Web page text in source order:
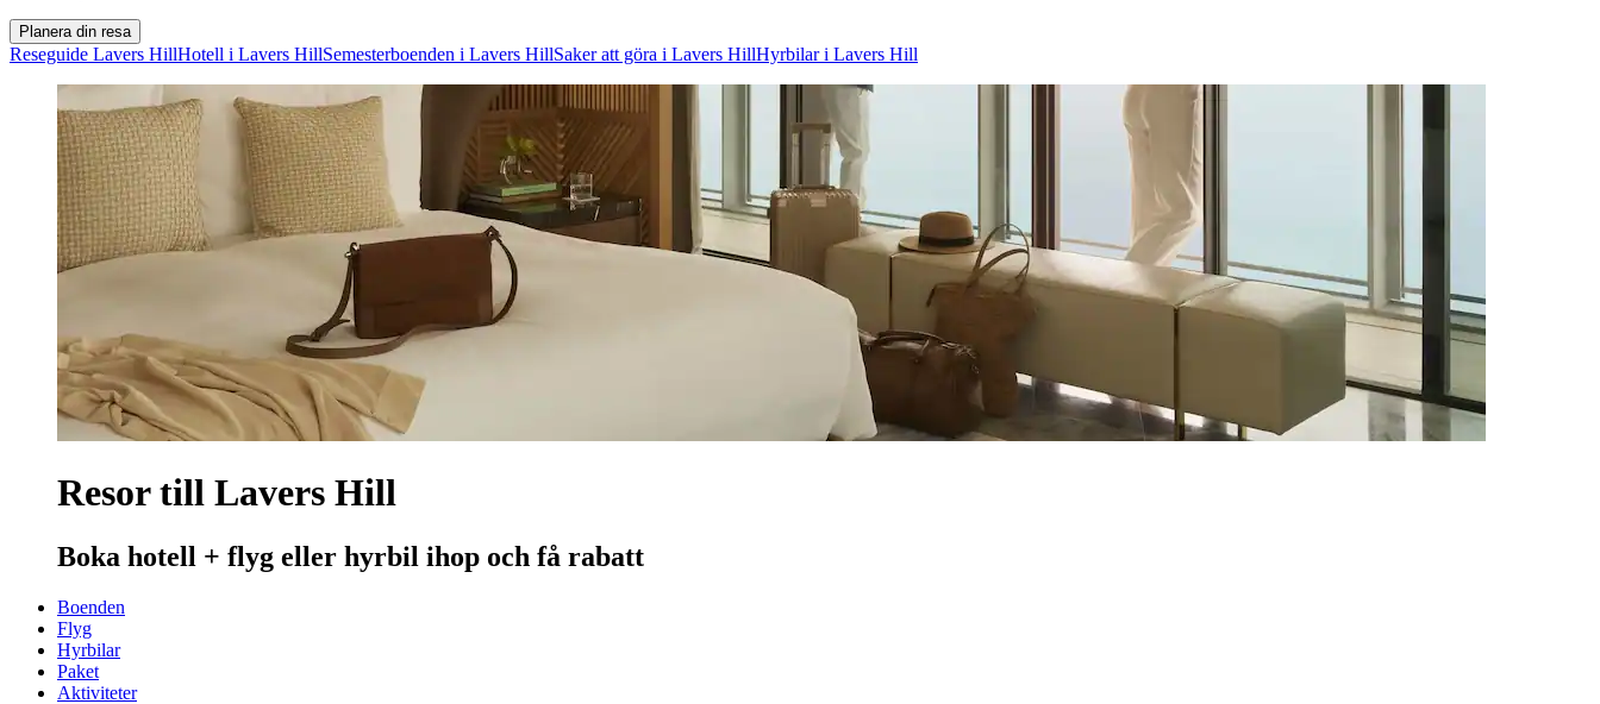
Planera din resa
Reseguide Lavers HillHotell i Lavers HillSemesterboenden i Lavers HillSaker att göra i Lavers HillHyrbilar i Lavers Hill
Resor till Lavers Hill
Boka hotell + flyg eller hyrbil ihop och få rabatt
Boenden
Flyg
Hyrbilar
Paket
Aktiviteter